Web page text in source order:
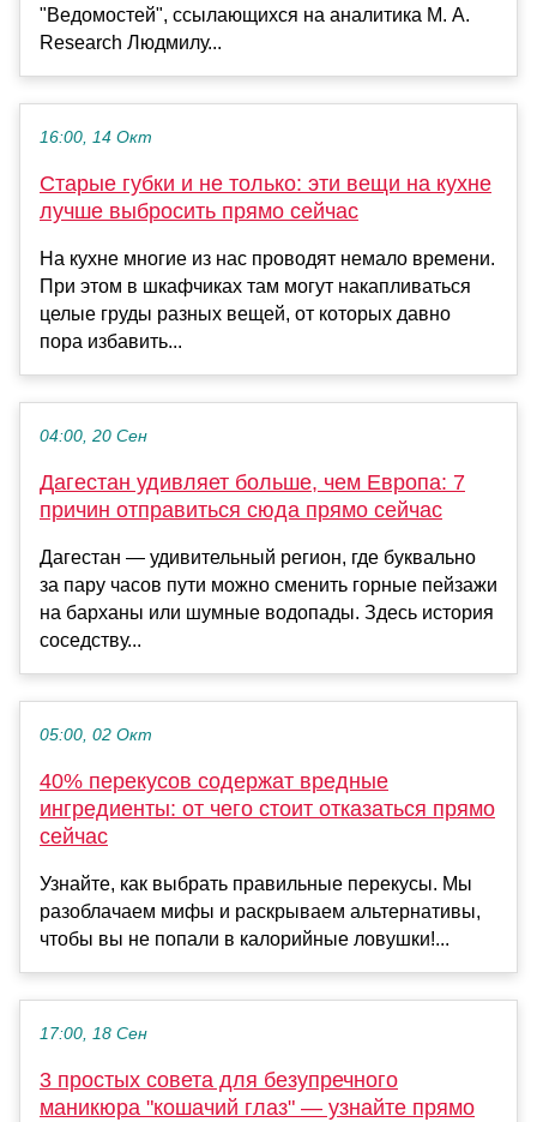
"Ведомостей", ссылающихся на аналитика M. A.
Research Людмилу...
16:00, 14 Окт
Старые губки и не только: эти вещи на кухне
лучше выбросить прямо сейчас
На кухне многие из нас проводят немало времени.
При этом в шкафчиках там могут накапливаться
целые груды разных вещей, от которых давно
пора избавить...
04:00, 20 Сен
Дагестан удивляет больше, чем Европа: 7
причин отправиться сюда прямо сейчас
Дагестан — удивительный регион, где буквально
за пару часов пути можно сменить горные пейзажи
на барханы или шумные водопады. Здесь история
соседству...
05:00, 02 Окт
40% перекусов содержат вредные
ингредиенты: от чего стоит отказаться прямо
сейчас
Узнайте, как выбрать правильные перекусы. Мы
разоблачаем мифы и раскрываем альтернативы,
чтобы вы не попали в калорийные ловушки!...
17:00, 18 Сен
3 простых совета для безупречного
маникюра "кошачий глаз" — узнайте прямо